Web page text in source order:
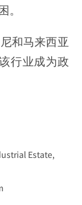
。
和马来西亚
行业成为政
Estate,